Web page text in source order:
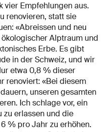
vier Empfehlungen aus.
renovieren, statt sie
«Abreissen und neu
Alptraum und
Erbe. Es gibt
in der Schweiz, und wir
etwa 0,8 % dieser
renoviert: «Bei diesem
unseren gesamten
Ich schlage vor, ein
zu erlassen und die
% pro Jahr zu erhöhen.